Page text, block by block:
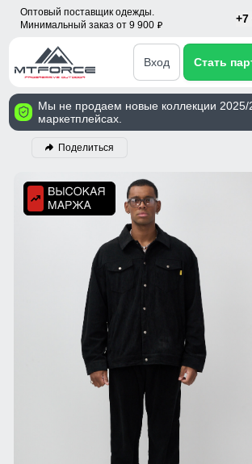
Оптовый поставщик одежды.
Минимальный заказ от 9 900 p
+7
Вход Стать
Мы не продаем новые коллекции 2025/
маркетплейсах.
Поделиться